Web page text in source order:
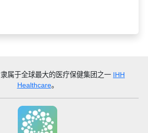
隶属于全球最大的医疗保健集团之一 IHH
Healthcare。